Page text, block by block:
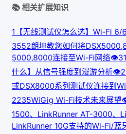
📚 相关扩展知识
1 【无线测试仪怎么选】Wi-Fi
3552朗坤教您如何将
5000,8000连接至Wi-Fi网络👁
什么】从信号强度到漫游分析👁
或DSX8000系列测试仪连接到
2235WiGig Wi-Fi技术未来展望
1500、LinkRunner AT-3000、
LinkRunner 10G支持的Wi-Fi/蓝